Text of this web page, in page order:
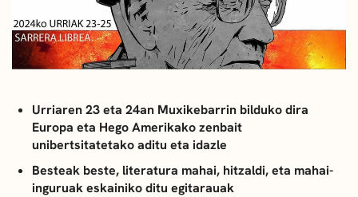
DEIALDIAK
BERRIAK
KULTUR ELKARTEAK
Urriaren 23 eta 24an Muxikebarrin bilduko dira
Europa eta Hego Amerikako zenbait
unibertsitatetako aditu eta idazle
Besteak beste, literatura mahai, hitzaldi, eta mahai-
inguruak eskainiko ditu egitarauak